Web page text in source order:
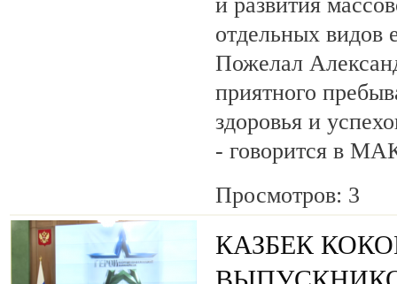
отдельных видов
Пожелал
приятного
здоровья и
- говорится в
Просмотров: 3
КАЗБЕК